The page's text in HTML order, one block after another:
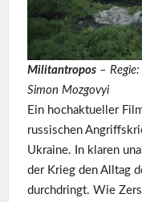
Militantropos– Regie:
Simon Mozgovyi
Ein hochaktueller
russischen
Ukraine. In klaren
der Krieg den Alltag
durchdringt. Wie